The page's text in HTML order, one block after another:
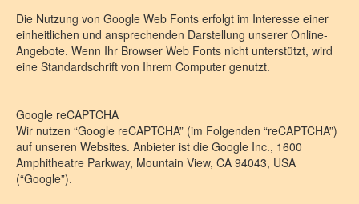
Die Nutzung von Google Web Fonts erfolgt im Interesse einer
einheitlichen und ansprechenden Darstellung unserer Online-
Angebote. Wenn Ihr Browser Web Fonts nicht unterstützt, wird
eine Standardschrift von Ihrem Computer genutzt.
Google reCAPTCHA
Wir nutzen “Google reCAPTCHA” (im Folgenden “reCAPTCHA”)
auf unseren Websites. Anbieter ist die Google Inc., 1600
Amphitheatre Parkway, Mountain View, CA 94043, USA
(“Google”).